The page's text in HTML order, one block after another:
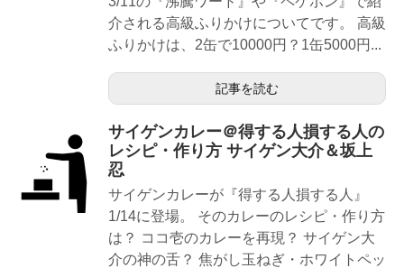
介される高級ふりかけについてです。 高級
ふりかけは、2缶で10000円？1缶5000円...
記事を読む
サイゲンカレー＠得する人損する人の
レシピ・作り方 サイゲン大介＆坂上
忍
サイゲンカレーが『得する人損する人』
1/14に登場。 そのカレーのレシピ・作り方
は？ ココ壱のカレーを再現？ サイゲン大
介の神の舌？ 焦がし玉ねぎ・ホワイトペッ